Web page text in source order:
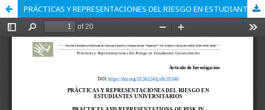
PRÁCTICAS Y REPRESENTACIONES DEL RIESGO EN ESTUDIANTES UNIVERSITARIOS